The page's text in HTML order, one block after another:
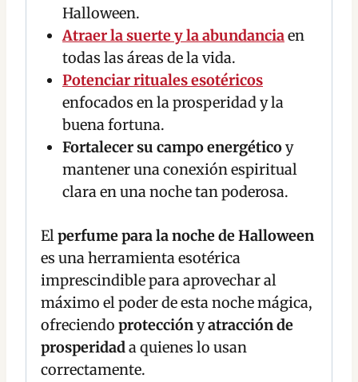
Halloween.
Atraer la suerte y la abundanciaen
todas las áreas de la vida.
Potenciar rituales esotéricos
enfocados en la prosperidad y la
buena fortuna.
Fortalecer su campo energéticoy
mantener una conexión espiritual
clara en una noche tan poderosa.
Elperfume para la noche de Halloween
es una herramienta esotérica
imprescindible para aprovechar al
máximo el poder de esta noche mágica,
ofreciendo protecciónyatracción de
prosperidada quienes lo usan
correctamente.